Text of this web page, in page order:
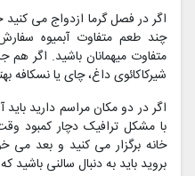
اگر در فصل گرما ازدواج می کنید
چند طعم متفاوت آبمیوه
متفاوت میهمانان باشید. اگر
شیرکاکائوی داغ، چای یا نسکافه
اگر در دو مکان مراسم دارید
با مشکل ترافیک دچار کمبود
خانه برگزار می کنید و بعد می
بروید باید به دنبال سالنی باشید